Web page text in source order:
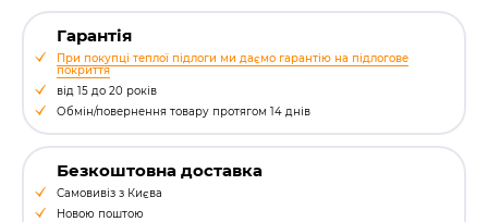
Гарантія
При покупці теплої підлоги ми даємо гарантію на підлогове
покриття
від 15 до 20 років
Обмін/повернення товару протягом 14 днів
Безкоштовна доставка
Самовивіз з Києва
Новою поштою